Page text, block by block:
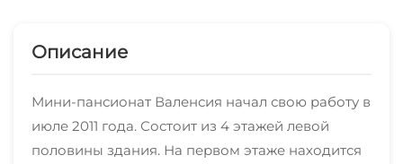
Описание
Мини-пансионат Валенсия начал свою работу в
июле 2011 года. Состоит из 4 этажей левой
половины здания. На первом этаже находится